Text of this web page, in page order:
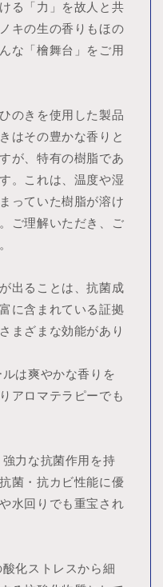
る「力」を故人と共
キの生の香りもほの
な「檜舞台」をご用
のきを使用した製品
はその豊かな香りと
が、特有の樹脂であ
。これは、温度や湿
っていた樹脂が溶け
ご理解いただき、ご
出ることは、抗菌成
に含まれている証拠
まざまな効能があり
は爽やかな香りを
アロマテラピーでも
力な抗菌作用を持
菌・抗カビ性能に優
水回りでも重宝され
化ストレスから細